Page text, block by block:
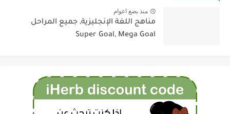
منذ بضع اعوام
مناهج اللغة الإنجليزية, جميع المراحل
Super Goal, Mega Goal